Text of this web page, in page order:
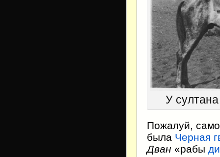
У
Пожалуй,
была Черная
Дван «рабы